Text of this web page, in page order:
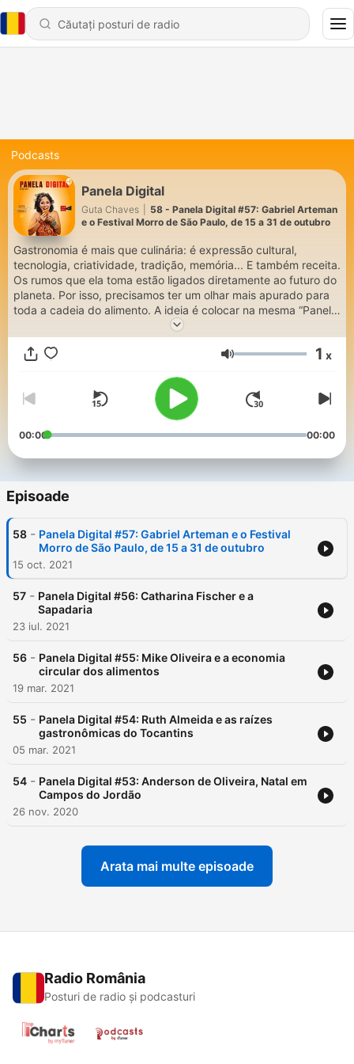
Podcasts
Panela Digital
Guta Chaves
58 - Panela Digital #57: Gabriel Arteman
e o Festival Morro de São Paulo, de 15 a 31 de outubro
Gastronomia é mais que culinária: é expressão cultural,
tecnologia, criatividade, tradição, memória... E também receita.
Os rumos que ela toma estão ligados diretamente ao futuro do
planeta. Por isso, precisamos ter um olhar mais apurado para
toda a cadeia do alimento. A ideia é colocar na mesma “Panela
Digital” todos os personagens que, à sua maneira, contribuem
para a sustentabilidade, dão voz à formação de novos
conceitos e fomentam o senso crítico em seres humanos de
Volum 1 x
00:00 00:00
Episoade
58 - Panela Digital #57: Gabriel Arteman e o Festival
Morro de São Paulo, de 15 a 31 de outubro
15 oct. 2021
57 - Panela Digital #56: Catharina Fischer e a
Sapadaria
23 iul. 2021
56 - Panela Digital #55: Mike Oliveira e a economia
circular dos alimentos
19 mar. 2021
55 - Panela Digital #54: Ruth Almeida e as raízes
gastronômicas do Tocantins
05 mar. 2021
54 - Panela Digital #53: Anderson de Oliveira, Natal em
Campos do Jordão
26 nov. 2020
Arata mai multe episoade
Radio România
Posturi de radio și podcasturi